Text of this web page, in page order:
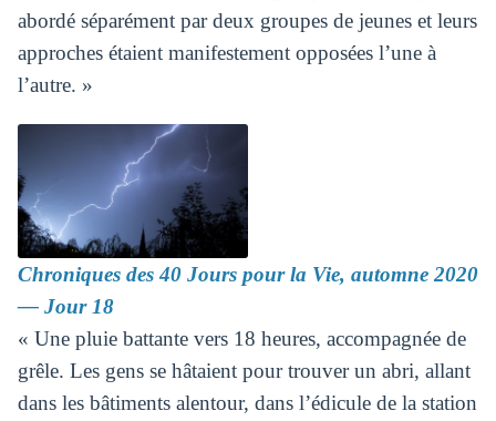
abordé séparément par deux groupes de jeunes et leurs
approches étaient manifestement opposées l’une à
l’autre. »
Chroniques des 40 Jours pour la Vie, automne 2020
― Jour 18
« Une pluie battante vers 18 heures, accompagnée de
grêle. Les gens se hâtaient pour trouver un abri, allant
dans les bâtiments alentour, dans l’édicule de la station